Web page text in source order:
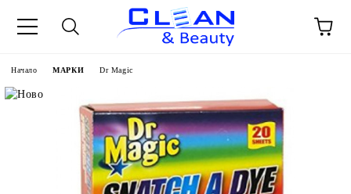
Начало МАРКИ Dr Magic